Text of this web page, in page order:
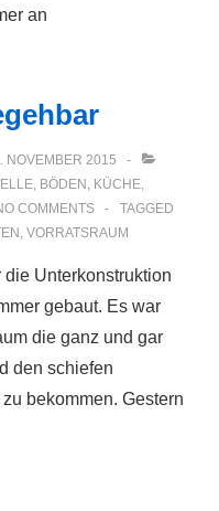
an
NOVEMBER 2015
, BÖDEN , KÜCHE,
COMMENTS
TAGGED
, VORRATSRAUM
Unterkonstruktion
gebaut. Es war
die ganz und gar
den schiefen
bekommen. Gestern